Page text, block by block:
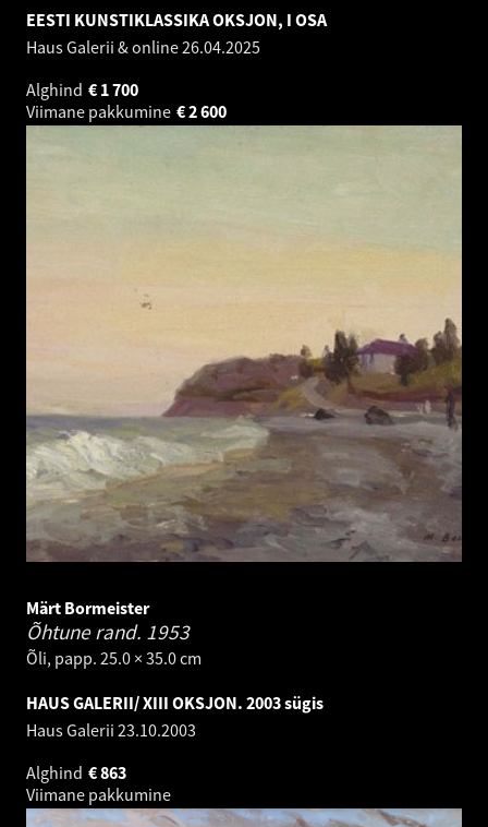
EESTI KUNSTIKLASSIKA OKSJON, I OSA
Haus Galerii & online26.04.2025
Alghind
1 700
€
Viimane pakkumine
2 600
€
Märt Bormeister
Õhtune rand. 1953
Õli, papp. 25.0 × 35.0 cm
HAUS GALERII/ XIII OKSJON. 2003 sügis
Haus Galerii 23.10.2003
Alghind
863
€
Viimane pakkumine